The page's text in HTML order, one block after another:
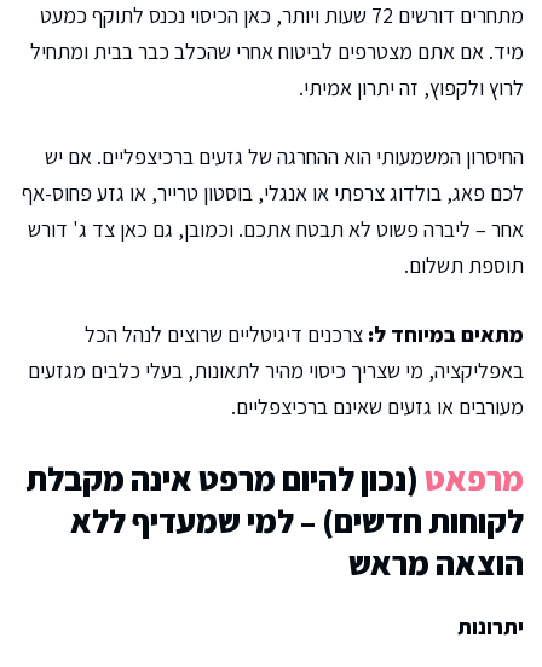
מתחרים דורשים 72 שעות ויותר, כאן הכיסוי נכנס לתוקף כמעט
מיד. אם אתם מצטרפים לביטוח אחרי שהכלב כבר בבית ומתחיל
לרוץ ולקפוץ, זה יתרון אמיתי.
החיסרון המשמעותי הוא ההחרגה של גזעים ברכיצפליים. אם יש
לכם פאג, בולדוג צרפתי או אנגלי, בוסטון טרייר, או גזע פחוס-אף
אחר – ליברה פשוט לא תבטח אתכם. וכמובן, גם כאן צד ג' דורש
תוספת תשלום.
מתאים במיוחד ל: צרכנים דיגיטליים שרוצים לנהל הכל
באפליקציה, מי שצריך כיסוי מהיר לתאונות, בעלי כלבים מגזעים
מעורבים או גזעים שאינם ברכיצפליים.
מרפאט(נכון להיום מרפט אינה מקבלת
לקוחות חדשים) – למי שמעדיף ללא
הוצאה מראש
יתרונות